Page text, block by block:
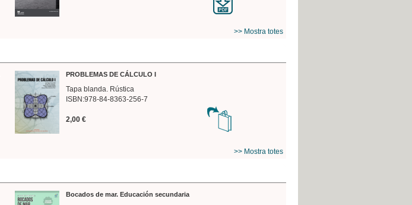
>> Mostra totes
PROBLEMAS DE CÁLCULO I
Tapa blanda. Rústica
ISBN:978-84-8363-256-7
2,00 €
>> Mostra totes
Bocados de mar. Educación secundaria